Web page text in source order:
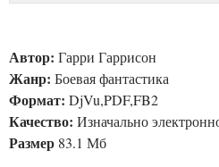
Автор: Гарри Гаррисон
Жанр: Боевая фантастика
Формат: DjVu,PDF,FB2
Качество: Изначально
Размер 83.1 Мб